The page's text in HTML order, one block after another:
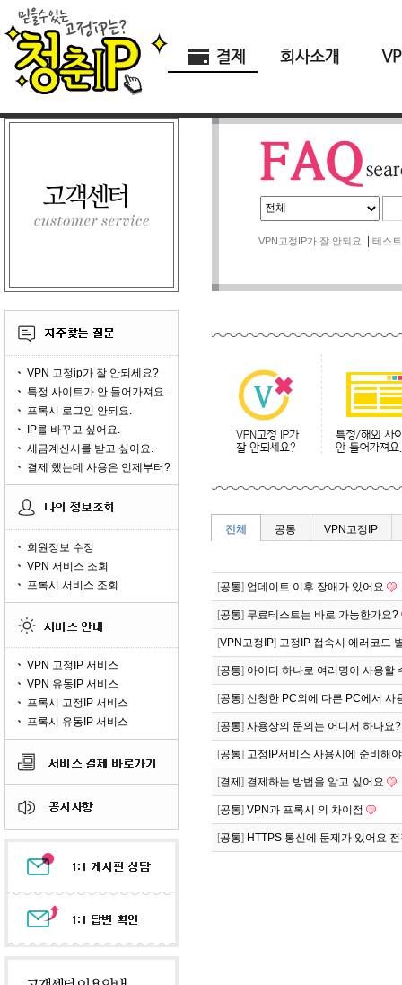
VPN 고정ip가 잘 안되세요?
특정 사이트가 안 들어가져요.
프록시 로그인 안되요.
IP를 바꾸고 싶어요.
세금계산서를 받고 싶어요.
결제 했는데 사용은 언제부터?
회원정보 수정
VPN 서비스 조회
프록시 서비스 조회
VPN 고정IP 서비스
VPN 유동IP 서비스
프록시 고정IP 서비스
프록시 유동IP 서비스
VPN고정IP가 잘 안되요. 테스
전체 공통 VPN고정IP
[공통] 업데이트 이후 장애가 있어요
[공통] 무료테스트는 바로 가능한가요?
[VPN고정IP] 고정IP 접속시 에러코드
[공통] 아이디 하나로 여러명이 사용할
[공통] 신청한 PC외에 다른 PC에서 사
[공통] 사용상의 문의는 어디서 하나요?
[공통] 고정IP서비스 사용시에 준비해
[결제 ] 결제하는 방법을 알고 싶어요
[공통] VPN과 프록시 의 차이점
[공통] HTTPS 통신에 문제가 있어요